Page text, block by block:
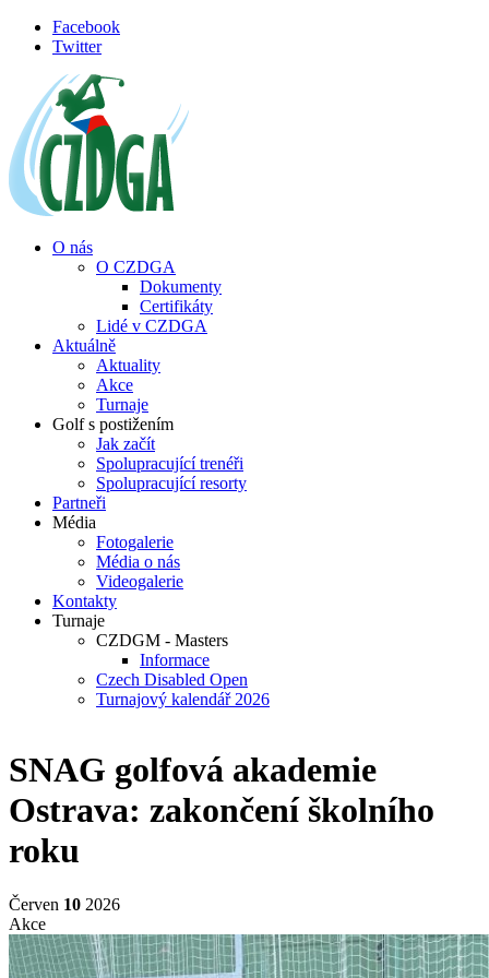
Přejít k hlavnímu obsahu
Facebook
Twitter
O nás
O CZDGA
Dokumenty
Certifikáty
Lidé v CZDGA
Aktuálně
Aktuality
Akce
Turnaje
Golf s postižením
Jak začít
Spolupracující trenéři
Spolupracující resorty
Partneři
Média
Fotogalerie
Média o nás
Videogalerie
Kontakty
Turnaje
CZDGM - Masters
Informace
Czech Disabled Open
Turnajový kalendář 2026
SNAG golfová akademie
Ostrava: zakončení školního
roku
Červen 10 2026
Akce